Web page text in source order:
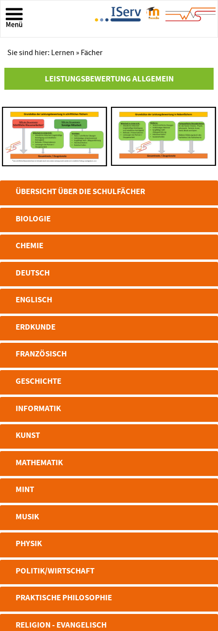
Sie sind hier: Lernen » Fächer
LEISTUNGSBEWERTUNG ALLGEMEIN
ÜBERSICHT ÜBER DIE SCHULFÄCHER
BIOLOGIE
CHEMIE
DEUTSCH
ENGLISCH
ERDKUNDE
FRANZÖSISCH
GESCHICHTE
INFORMATIK
KUNST
MATHEMATIK
MINT
MUSIK
PHYSIK
POLITIK/WIRTSCHAFT
PRAKTISCHE PHILOSOPHIE
RELIGION - EVANGELISCH